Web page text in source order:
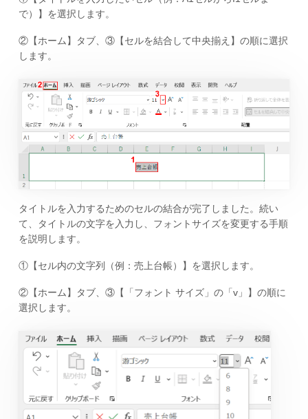
で）】を選択します。
②【ホーム】タブ、③【セルを結合して中央揃え】の順に選択
します。
タイトルを入力するためのセルの結合が完了しました。続い
て、タイトルの文字を入力し、フォントサイズを変更する手順
を説明します。
①【セル内の文字列（例：売上台帳）】を選択します。
②【ホーム】タブ、③【「フォント サイズ」の「v」】の順に
選択します。